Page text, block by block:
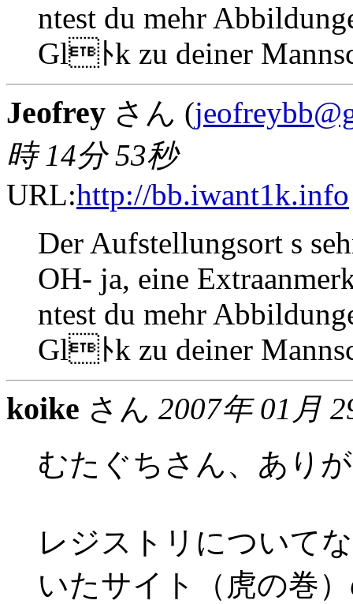
ntest du mehr
Glﾄk zu deiner
Jeofrey さん (
時 14分 53秒
URL:http://bb.iwant1k.info
Der Aufstellungsort s
OH- ja, eine
ntest du mehr
Glﾄk zu deiner
koike さん 2007年 01月
むたぐちさん、あり
レジストリについて
いたサイト（虎の巻